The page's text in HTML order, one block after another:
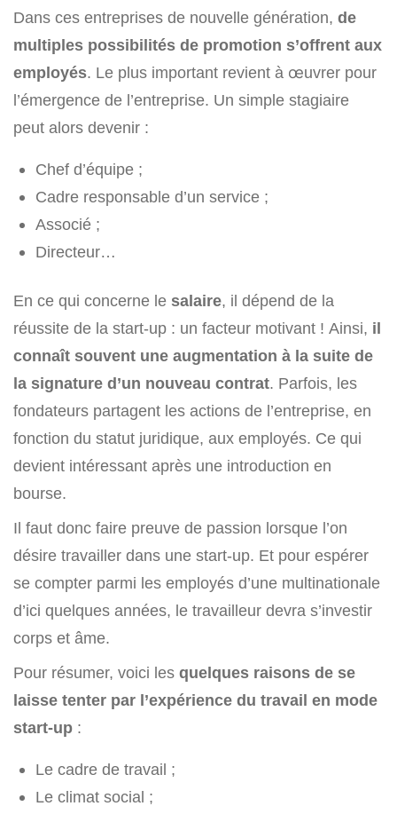
Dans ces entreprises de nouvelle génération, de
multiples possibilités de promotion s’offrent aux
employés. Le plus important revient à œuvrer pour
l’émergence de l’entreprise. Un simple stagiaire
peut alors devenir :
Chef d’équipe ;
Cadre responsable d’un service ;
Associé ;
Directeur…
En ce qui concerne le salaire, il dépend de la
réussite de la start-up : un facteur motivant ! Ainsi, il
connaît souvent une augmentation à la suite de
la signature d’un nouveau contrat. Parfois, les
fondateurs partagent les actions de l’entreprise, en
fonction du statut juridique, aux employés. Ce qui
devient intéressant après une introduction en
bourse.
Il faut donc faire preuve de passion lorsque l’on
désire travailler dans une start-up. Et pour espérer
se compter parmi les employés d’une multinationale
d’ici quelques années, le travailleur devra s’investir
corps et âme.
Pour résumer, voici les quelques raisons de se
laisse tenter par l’expérience du travail en mode
start-up :
Le cadre de travail ;
Le climat social ;